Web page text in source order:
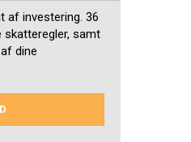
af investering. 36
samt
dine